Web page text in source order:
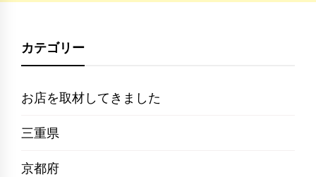
カテゴリー
お店を取材してきました
三重県
京都府